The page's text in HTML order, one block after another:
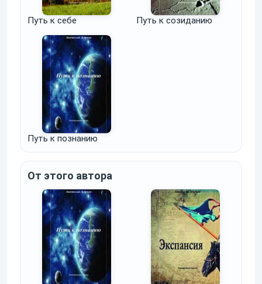
Путь к себе Путь к созиданию
Путь к познанию
От этого автора